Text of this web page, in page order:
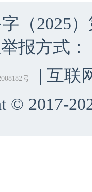
（2025
报方式：
号
| 互联
© 2017-